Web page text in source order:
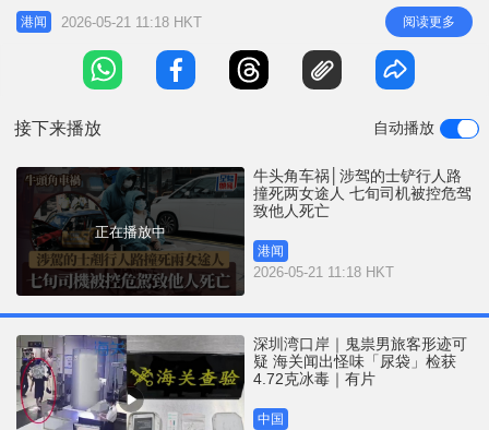
官钟明新批准，期间被告准以5万元保释，另须交出
驾驶执照、不得离开香港及每周到警署报到一次。
被告今早坐轮椅、戴上医用胸部固定器出庭应讯，辩
港闻 2026-05-21 11:18 HKT 阅读更多
接下来播放 自动播放
正在播放中
牛头角车祸│涉驾的士铲行人路
撞死两女途人 七旬司机被控危驾
致他人死亡
港闻
2026-05-21 11:18 HKT
深圳湾口岸｜鬼祟男旅客形迹可
疑 海关闻出怪味「尿袋」检获
4.72克冰毒｜有片
中国